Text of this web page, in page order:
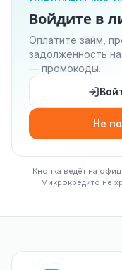
Войдите в
Оплатите займ,
задолженность
— промокоды.
Не
Кнопка ведёт на
Микрокредито не